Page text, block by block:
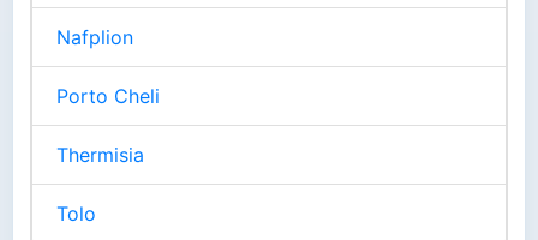
Nafplion
Porto Cheli
Thermisia
Tolo